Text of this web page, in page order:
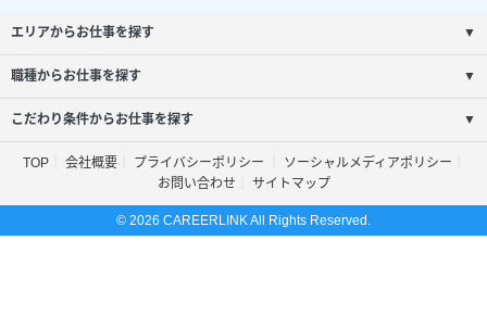
エリアからお仕事を探す ▼
職種からお仕事を探す ▼
こだわり条件からお仕事を探す ▼
TOP 会社概要 プライバシーポリシー
ソーシャルメディアポリシー
お問い合わせ
サイトマップ
© 2026 CAREERLINK All Rights Reserved.